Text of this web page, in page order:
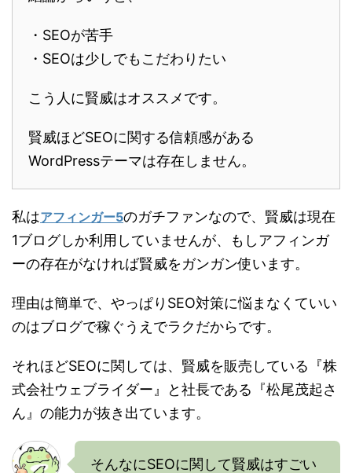
・SEOが苦手
・SEOは少しでもこだわりたい
こう人に賢威はオススメです。
賢威ほどSEOに関する信頼感がある
WordPressテーマは存在しません。
私はアフィンガー5のガチファンなので、賢威は現在
1ブログしか利用していませんが、もしアフィンガ
ーの存在がなければ賢威をガンガン使います。
理由は簡単で、やっぱりSEO対策に悩まなくていい
のはブログで稼ぐうえでラクだからです。
それほどSEOに関しては、賢威を販売している『株
式会社ウェブライダー』と社長である『松尾茂起さ
ん』の能力が抜き出ています。
そんなにSEOに関して賢威はすごい